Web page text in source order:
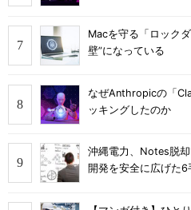
Macを守る「ロック
壁”になっている
なぜAnthropicの「
ッキングしたのか
沖縄電力、Notes脱
開発を安全に広げた6